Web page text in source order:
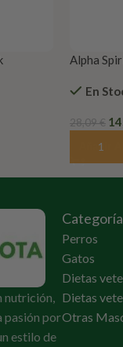
Alpha
En
28,09€
Añadir
nutrición,
pasión por
estilo de
Perros
Gatos
Dietas
Dietas
Otras